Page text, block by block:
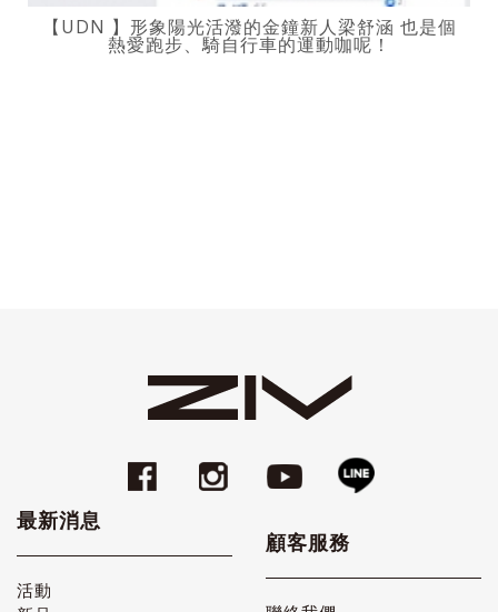
【UDN 】形象陽光活潑的金鐘新人梁舒涵 也是個
熱愛跑步、騎自行車的運動咖呢！
最新消息
活動
顧客服務